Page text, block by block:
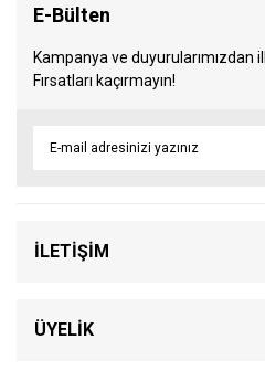
E-Bülten
Kampanya ve duyurularımızdan
Fırsatları kaçırmayın!
İLETİŞİM
ÜYELİK